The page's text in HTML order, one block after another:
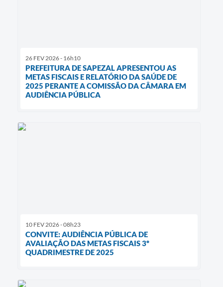
26 FEV 2026 - 16h10
PREFEITURA DE SAPEZAL APRESENTOU AS
METAS FISCAIS E RELATÓRIO DA SAÚDE DE
2025 PERANTE A COMISSÃO DA CÂMARA EM
AUDIÊNCIA PÚBLICA
10 FEV 2026 - 08h23
CONVITE: AUDIÊNCIA PÚBLICA DE
AVALIAÇÃO DAS METAS FISCAIS 3º
QUADRIMESTRE DE 2025